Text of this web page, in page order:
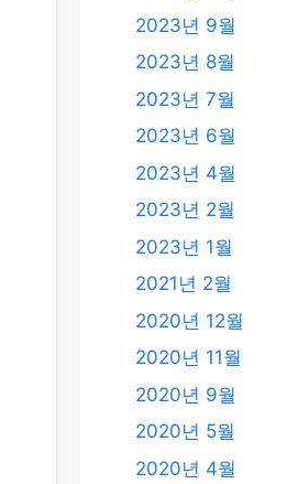
2023년 9월
2023년 8월
2023년 7월
2023년 6월
2023년 4월
2023년 2월
2023년 1월
2021년 2월
2020년 12월
2020년 11월
2020년 9월
2020년 5월
2020년 4월